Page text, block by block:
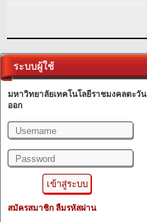
ระบบผู้ใช้
มหาวิทยาลัยเทคโนโลยีราชมงคลตะวัน
ออก
สมัครสมาชิก ลืมรหัสผ่าน